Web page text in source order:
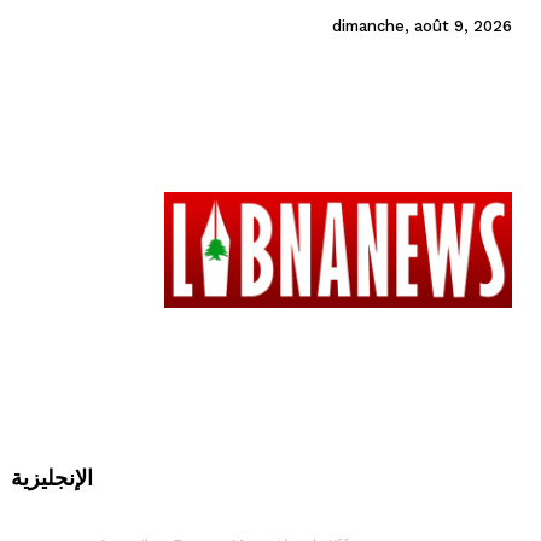
dimanche, août 9, 2026
الإنجليزية